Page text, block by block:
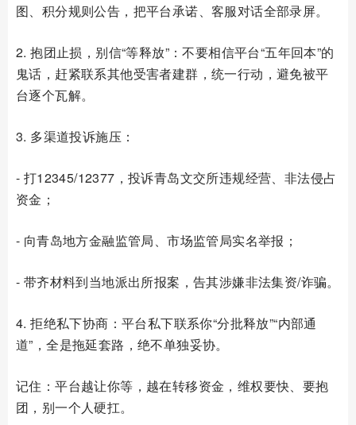
图、积分规则公告，把平台承诺、客服对话全部录屏。
2. 抱团止损，别信“等释放”：不要相信平台“五年回本”的
鬼话，赶紧联系其他受害者建群，统一行动，避免被平
台逐个瓦解。
3. 多渠道投诉施压：
- 打12345/12377，投诉青岛文交所违规经营、非法侵占
资金；
- 向青岛地方金融监管局、市场监管局实名举报；
- 带齐材料到当地派出所报案，告其涉嫌非法集资/诈骗。
4. 拒绝私下协商：平台私下联系你“分批释放”“内部通
道”，全是拖延套路，绝不单独妥协。
记住：平台越让你等，越在转移资金，维权要快、要抱
团，别一个人硬扛。